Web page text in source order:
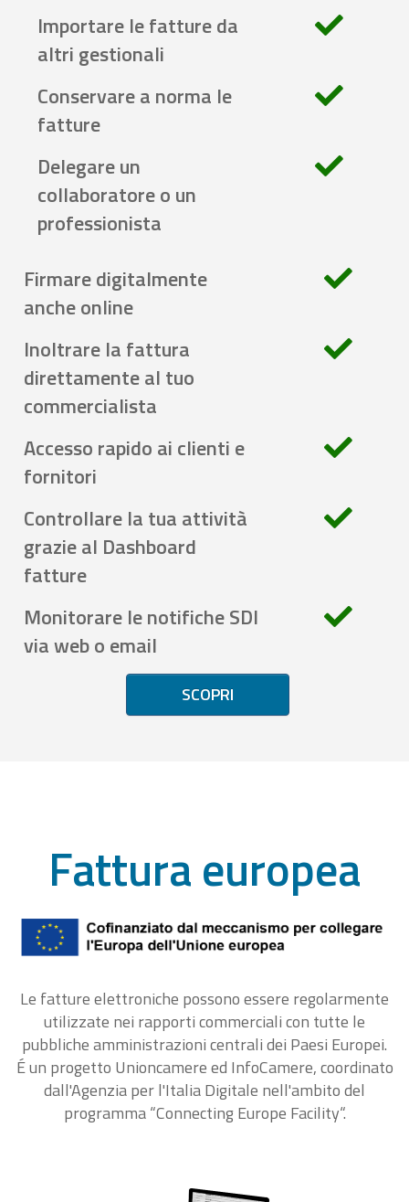
Importare le fatture da
altri gestionali
Conservare a norma le
fatture
Delegare un
collaboratore o un
professionista
Firmare digitalmente
anche online
Inoltrare la fattura
direttamente al tuo
commercialista
Accesso rapido ai clienti e
fornitori
Controllare la tua attività
grazie al Dashboard
fatture
Monitorare le notifiche SDI
via web o email
SCOPRI
Fattura europea
Le fatture elettroniche possono essere regolarmente
utilizzate nei rapporti commerciali con tutte le
pubbliche amministrazioni centrali dei Paesi Europei.
É un progetto Unioncamere ed InfoCamere, coordinato
dall'Agenzia per l'Italia Digitale nell'ambito del
programma “Connecting Europe Facility“.